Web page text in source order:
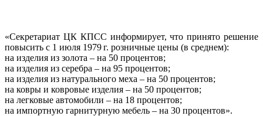
«Секретариат ЦК КПСС информирует, что принято решение
повысить с 1 июля 1979 г. розничные цены (в среднем):
на изделия из золота – на 50 процентов;
на изделия из серебра – на 95 процентов;
на изделия из натурального меха – на 50 процентов;
на ковры и ковровые изделия – на 50 процентов;
на легковые автомобили – на 18 процентов;
на импортную гарнитурную мебель – на 30 процентов».